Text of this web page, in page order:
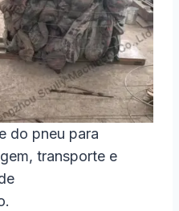
do pneu para
transporte e